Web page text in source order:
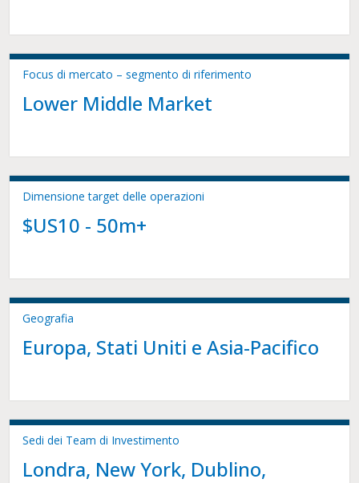
Focus di mercato – segmento di riferimento
Lower Middle Market
Dimensione target delle operazioni
$US10 - 50m+
Geografia
Europa, Stati Uniti e Asia-Pacifico
Sedi dei Team di Investimento
Londra, New York, Dublino,